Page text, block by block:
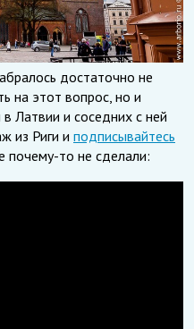
достаточно не
на этот вопрос, но и
Латвии и соседних с ней
из Риги и подписывайтесь
почему-то не сделали: